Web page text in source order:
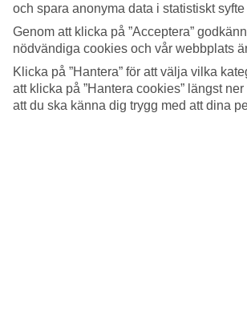
och spara anonyma data i statistiskt
Genom att klicka på ”Acceptera”
nödvändiga cookies och vår webbplats
Klicka på ”Hantera” för att välja vilka
att klicka på ”Hantera cookies” längst
att du ska känna dig trygg med att dina